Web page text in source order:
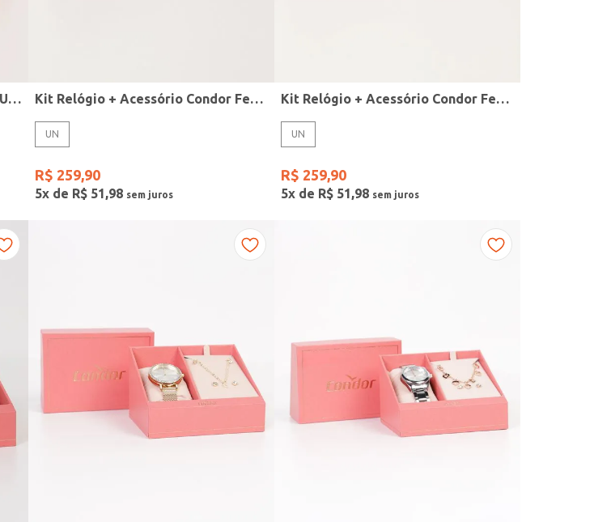
Relógio Mini Condor Feminino DOURADO Kit Relógio + Acessório Condor Feminino DOURADO
UN
R$ 259,90
5x de R$ 51,98
Kit Relógio + Acessório Condor Feminino DOURADO
UN
R$ 259,90
5x de R$ 51,98